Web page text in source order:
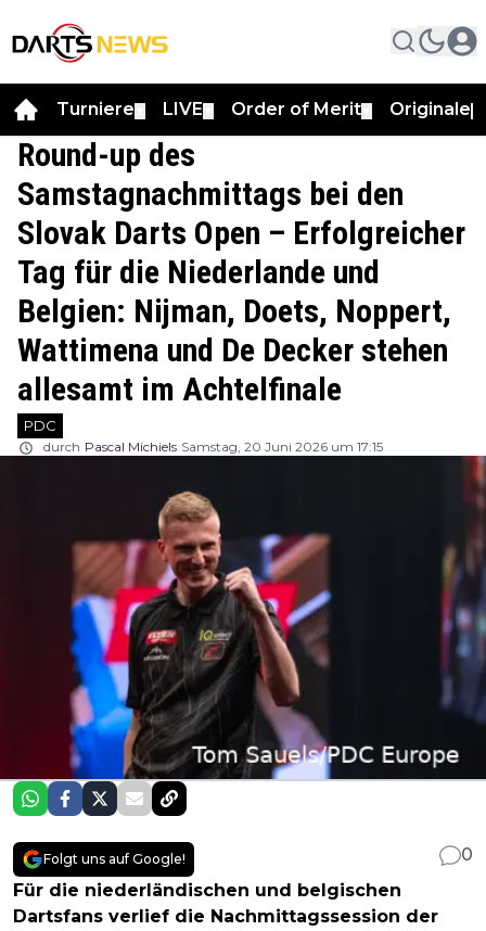
Turniere LIVE Order of Merit Originale
Round-up des
Samstagnachmittags bei den
Slovak Darts Open – Erfolgreicher
Tag für die Niederlande und
Belgien: Nijman, Doets, Noppert,
Wattimena und De Decker stehen
allesamt im Achtelfinale
PDC
durch Pascal Michiels Samstag, 20 Juni 2026 um 17:15
Folgt uns auf Google!
0
Für die niederländischen und belgischen
Dartsfans verlief die Nachmittagssession der